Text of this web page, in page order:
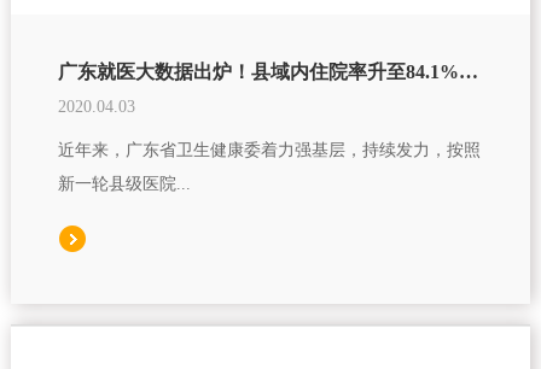
广东就医大数据出炉！县域内住院率升至84.1%，高州市排第一
2020.04.03
近年来，广东省卫生健康委着力强基层，持续发力，按照
新一轮县级医院...